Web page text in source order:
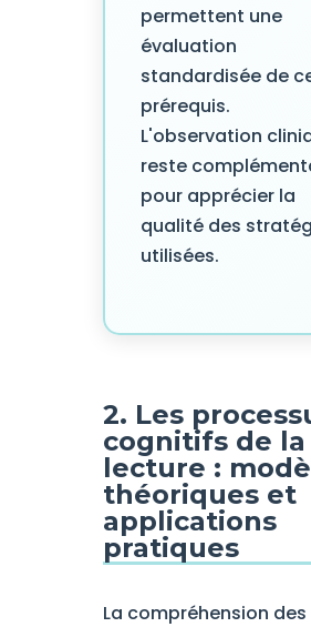
permettent une
évaluation
standardisée de
prérequis.
L'observation
reste
pour apprécier la
qualité des
utilisées.
2. Les
cognitifs de la
lecture :
théoriques et
applications
pratiques
La compréhension des